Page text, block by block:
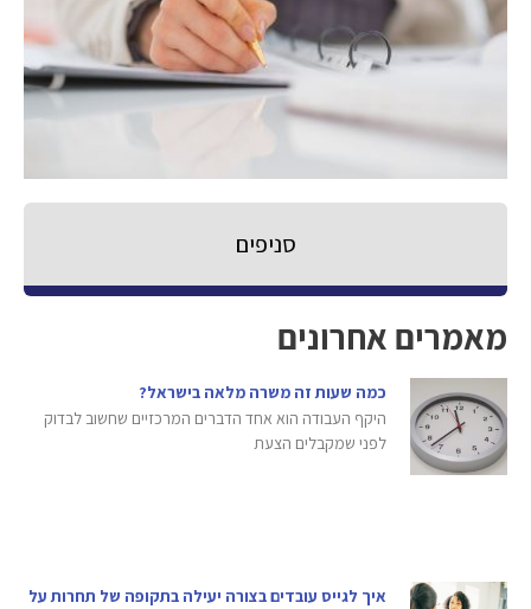
סניפים
מאמרים אחרונים
כמה שעות זה משרה מלאה בישראל?
היקף העבודה הוא אחד הדברים המרכזיים שחשוב לבדוק
לפני שמקבלים הצעת
איך לגייס עובדים בצורה יעילה בתקופה של תחרות על